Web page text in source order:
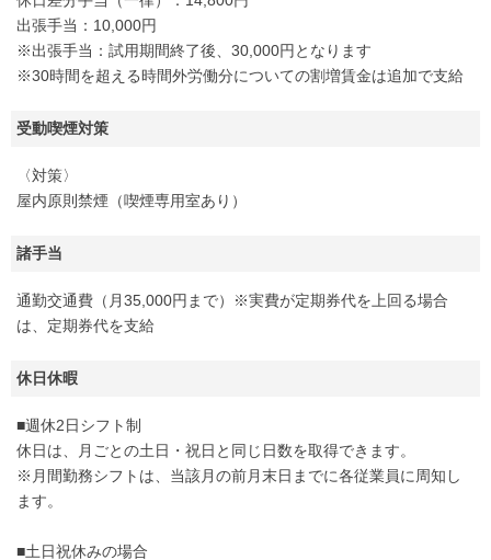
出張手当：10,000円
※出張手当：試用期間終了後、30,000円となります
※30時間を超える時間外労働分についての割増賃金は追加で支給
受動喫煙対策
〈対策〉
屋内原則禁煙（喫煙専用室あり）
諸手当
通勤交通費（月35,000円まで）※実費が定期券代を上回る場合
は、定期券代を支給
休日休暇
■週休2日シフト制
休日は、月ごとの土日・祝日と同じ日数を取得できます。
※月間勤務シフトは、当該月の前月末日までに各従業員に周知し
ます。
■土日祝休みの場合